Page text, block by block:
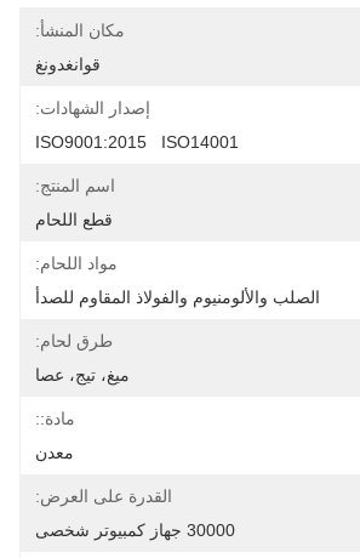
مكان المنشأ:
قوانغدونغ
إصدار الشهادات:
ISO9001:2015   ISO14001
اسم المنتج:
قطع اللحام
مواد اللحام:
الصلب والألومنيوم والفولاذ المقاوم للصدأ
طرق لحام:
ميغ، تيج، عصا
مادة::
معدن
القدرة على العرض:
30000 جهاز كمبيوتر شخصى